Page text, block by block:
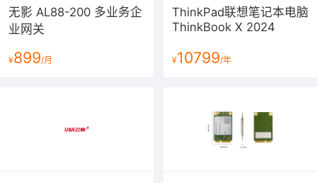
无影 AL88-200 多业务企
业网关
¥899/月
ThinkPad联想笔记本电脑
ThinkBook X 2024
¥10799/年